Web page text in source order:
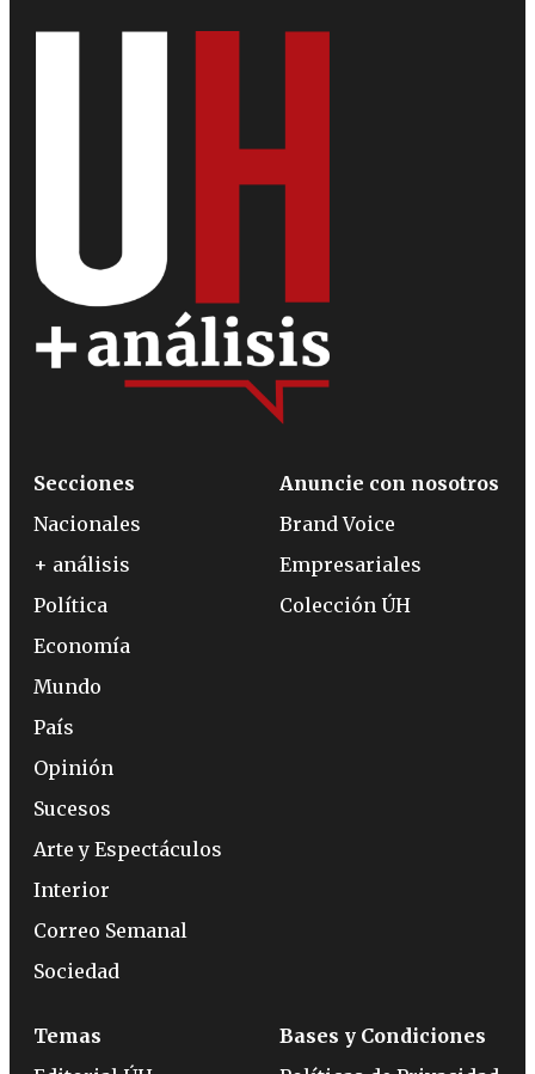
Secciones
Nacionales
+ análisis
Política
Economía
Mundo
País
Opinión
Sucesos
Arte y Espectáculos
Interior
Correo Semanal
Sociedad
Anuncie con nosotros
Brand Voice
Empresariales
Colección ÚH
Temas
Bases y Condiciones